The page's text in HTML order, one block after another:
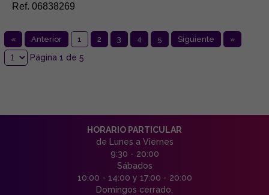
Ref. 06838269
« Anterior 1 2 3 4 5 Siguiente »
Página 1 de 5
HORARIO PARTICULAR
de Lunes a Viernes
9:30 - 20:00
Sábados
10:00 - 14:00 y 17:00 - 20:00
Domingos cerrado.